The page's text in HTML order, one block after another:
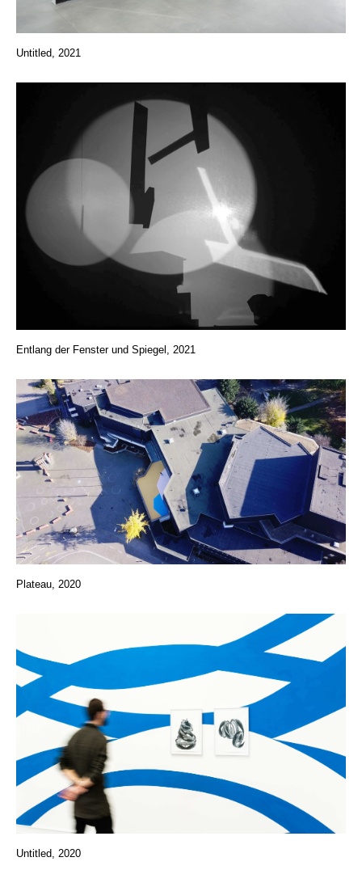
Untitled, 2021
Entlang der Fenster und Spiegel, 2021
Plateau, 2020
Untitled, 2020